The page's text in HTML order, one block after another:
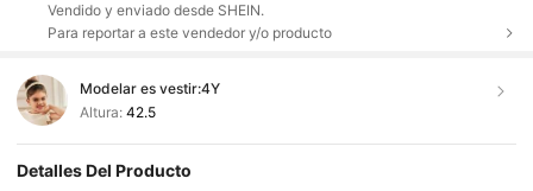
Vendido y enviado desde SHEIN.
Para reportar a este vendedor y/o producto
Modelar es vestir:4Y
Altura: 42.5
Detalles Del Producto
4.95 89K Seguidores